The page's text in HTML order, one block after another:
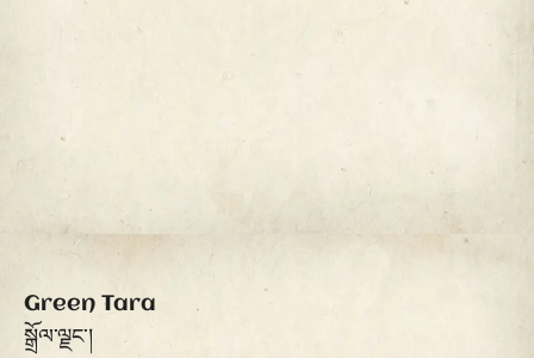
Green Tara
སྒྲོལ་ལྗང་།